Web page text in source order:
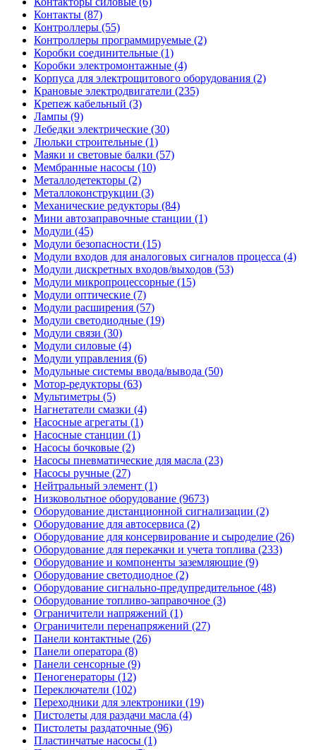
Контакты (87)
Контроллеры (55)
Контроллеры программируемые (2)
Коробки соединительные (1)
Коробки электромонтажные (4)
Корпуса для электрощитового оборудования (2)
Крановые электродвигатели (235)
Крепеж кабельный (3)
Лампы (9)
Лебедки электрические (30)
Люльки строительные (1)
Маяки и световые балки (57)
Мембранные насосы (10)
Металлодетекторы (2)
Металлоконструкции (3)
Механические редукторы (84)
Мини автозаправочные станции (1)
Модули (45)
Модули безопасности (15)
Модули входов для аналоговых сигналов процесса (4)
Модули дискретных входов/выходов (53)
Модули микропроцессорные (15)
Модули оптические (7)
Модули расширения (57)
Модули светодиодные (19)
Модули связи (30)
Модули силовые (4)
Модули управления (6)
Модульные системы ввода/вывода (50)
Мотор-редукторы (63)
Мультиметры (5)
Нагнетатели смазки (4)
Насосные агрегаты (1)
Насосные станции (1)
Насосы бочковые (2)
Насосы пневматические для масла (23)
Насосы ручные (27)
Нейтральный элемент (1)
Низковольтное оборудование (9673)
Оборудование дистанционной сигнализации (2)
Оборудование для автосервиса (2)
Оборудование для консервирование и сыроделие (26)
Оборудование для перекачки и учета топлива (233)
Оборудование и компоненты заземляющие (9)
Оборудование светодиодное (2)
Оборудование сигнально-предупредительное (48)
Оборудование топливо-заправочное (3)
Ограничители напряжений (1)
Ограничители перенапряжений (27)
Панели контактные (26)
Панели оператора (8)
Панели сенсорные (9)
Пеногенераторы (12)
Переключатели (102)
Переходники для электроники (19)
Пистолеты для раздачи масла (4)
Пистолеты раздаточные (96)
Пластинчатые насосы (1)